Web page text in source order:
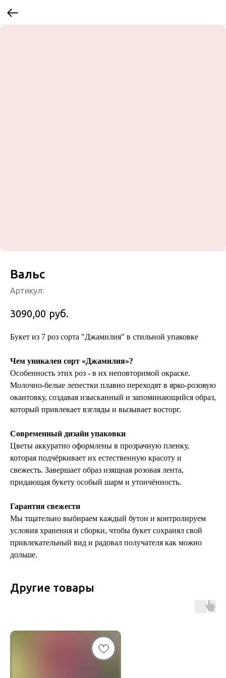
Вальс
Артикул:
3090,00 руб.
Букет из 7 роз сорта "Джамилия" в стильной упаковке
Чем уникален сорт «Джамилия»?
Особенность этих роз - в их неповторимой окраске.
Молочно-белые лепестки плавно переходят в ярко-розовую
окантовку, создавая изысканный и запоминающийся образ,
который привлекает взгляды и вызывает восторг.
Современный дизайн упаковки
Цветы аккуратно оформлены в прозрачную пленку,
которая подчёркивает их естественную красоту и
свежесть. Завершает образ изящная розовая лента,
придающая букету особый шарм и утончённость.
Гарантия свежести
Мы тщательно выбираем каждый бутон и контролируем
условия хранения и сборки, чтобы букет сохранял свой
привлекательный вид и радовал получателя как можно
дольше.
Другие товары